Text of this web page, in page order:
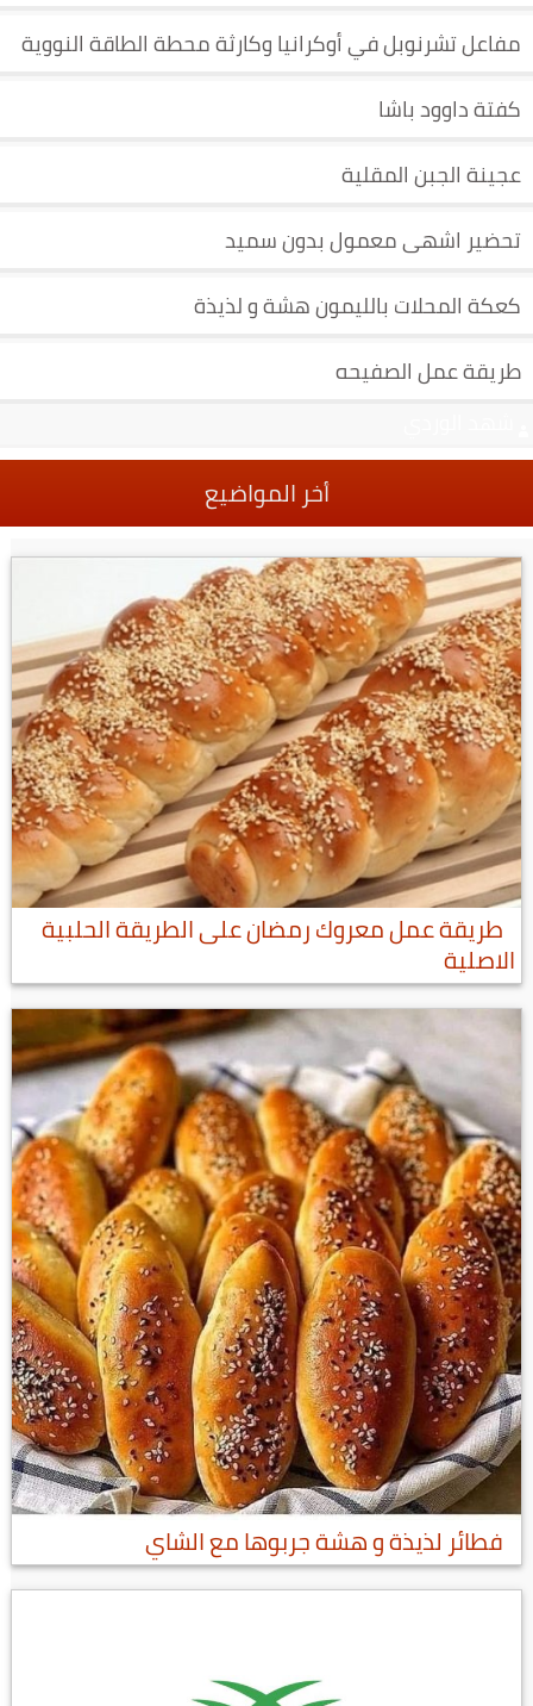
مفاعل تشرنوبل في أوكرانيا وكارثة محطة الطاقة النووية
كفتة داوود باشا
عجينة الجبن المقلية
تحضير اشهى معمول بدون سميد
كعكة المحلات بالليمون هشة و لذيذة
طريقة عمل الصفيحه
أخر المواضيع
طريقة عمل معروك رمضان على الطريقة الحلبية
الاصلية
فطائر لذيذة و هشة جربوها مع الشاي